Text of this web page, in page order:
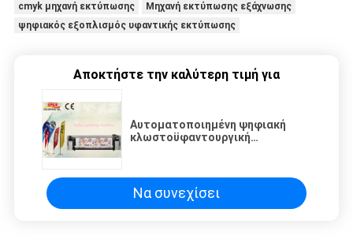
cmyk μηχανή εκτύπωσης
Μηχανή εκτύπωσης εξάχνωσης
ψηφιακός εξοπλισμός υφαντικής εκτύπωσης
Αποκτήστε την καλύτερη τιμή για
Αυτοματοποιημένη ψηφιακή
κλωστοϋφαντουργική
Να συνεχίσει